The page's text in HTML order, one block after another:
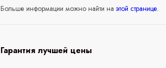
Больше информации можно найти наэтой странице.
Гарантия лучшей цены